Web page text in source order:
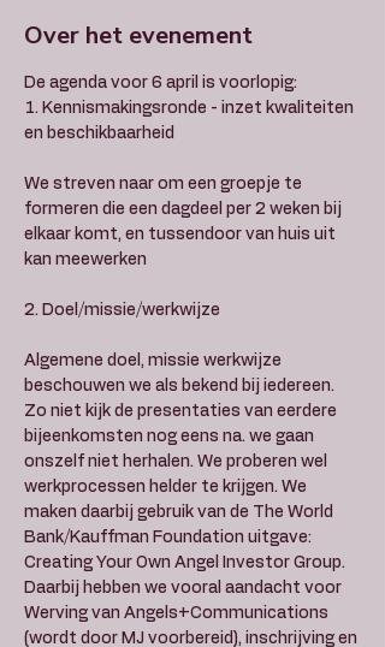
Over het evenement
De agenda voor 6 april is voorlopig:
1. Kennismakingsronde - inzet kwaliteiten
en beschikbaarheid
We streven naar om een groepje te
formeren die een dagdeel per 2 weken bij
elkaar komt, en tussendoor van huis uit
2. Doel/missie/werkwijze
Algemene doel, missie werkwijze
beschouwen we als bekend bij iedereen.
Zo niet kijk de presentaties van eerdere
bijeenkomsten nog eens na. we gaan
onszelf niet herhalen. We proberen wel
werkprocessen helder te krijgen. We
maken daarbij gebruik van de The World
Bank/Kauffman Foundation uitgave:
Creating Your Own Angel Investor Group.
Daarbij hebben we vooral aandacht voor
Werving van Angels+Communications
(wordt door MJ voorbereid), inschrijving en